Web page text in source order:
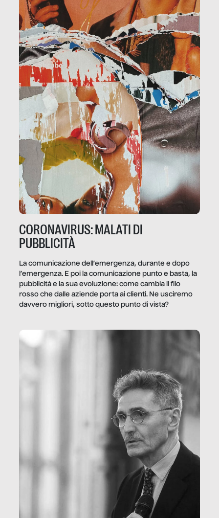
CORONAVIRUS: MALATI DI
PUBBLICITÀ
La comunicazione dell’emergenza, durante e dopo
l’emergenza. E poi la comunicazione punto e basta, la
pubblicità e la sua evoluzione: come cambia il filo
rosso che dalle aziende porta ai clienti. Ne usciremo
davvero migliori, sotto questo punto di vista?